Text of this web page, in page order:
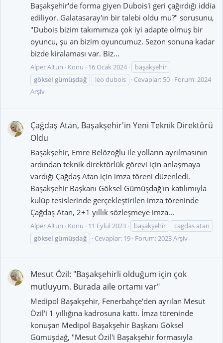
Başakşehir'de forma giyen Dubois'i geri çağırdığı iddia
ediliyor. Galatasaray'ın bir talebi oldu mu?" sorusunu,
"Dubois bizim takımımıza çok iyi adapte olmuş bir
oyuncu, şu an bizim oyuncumuz. Sezon sonuna kadar
bizde kiralaması var. Biz...
Alper Altun Konu 16 Ocak 2024
başakşehir
göksel gümüşdağ leo dubois Cevaplar: 50 Forum:2024
Arşiv
Çağdaş Atan, Başakşehir'in Yeni Teknik Direktörü
Oldu
Başakşehir, Emre Belözoğlu ile yolların ayrılmasının
ardından teknik direktörlük görevi için anlaşmaya
vardığı Çağdaş Atan için imza töreni düzenledi.
Başakşehir Başkanı Göksel Gümüşdağ'ın katılımıyla
kulüp tesislerinde gerçekleştirilen imza töreninde
Çağdaş Atan, 2+1 yıllık sözleşmeye imza...
Alper Altun Konu 11 Eylül 2023 başakşehir
cagdas atan
göksel gümüşdağ Cevaplar: 19 Forum:2023 Arşiv
Mesut Özil: "Başakşehirli olduğum için çok
mutluyum. Burada aile ortamı var"
Medipol Başakşehir, Fenerbahçe'den ayrılan Mesut
Özil'i 1 yıllığına kadrosuna kattı. İmza töreninde
konuşan Medipol Başakşehir Başkanı Göksel
Gümüşdağ, "Mesut Özil'i Başakşehir formasıyla